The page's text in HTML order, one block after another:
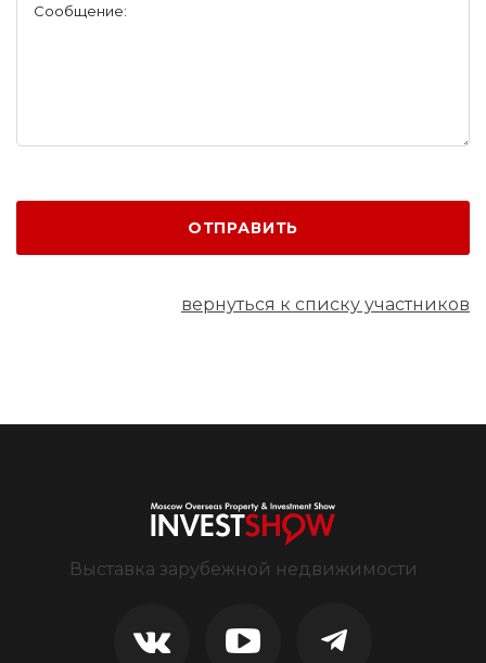
Сообщение:
ОТПРАВИТЬ
вернуться к списку участников
Выставка зарубежной недвижимости